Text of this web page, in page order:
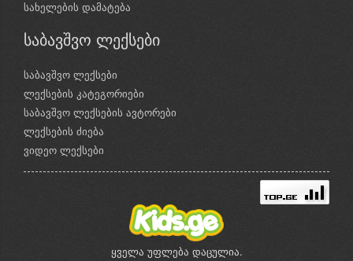
სახელების დამატება
საბავშვო ლექსები
საბავშვო ლექსები
ლექსების კატეგორიები
საბავშვო ლექსების ავტორები
ლექსების ძიება
ვიდეო ლექსები
ყველა უფლება დაცულია.